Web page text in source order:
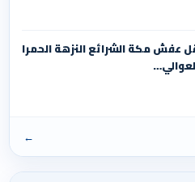
مكة الشرائع النزهة الحمرا
←